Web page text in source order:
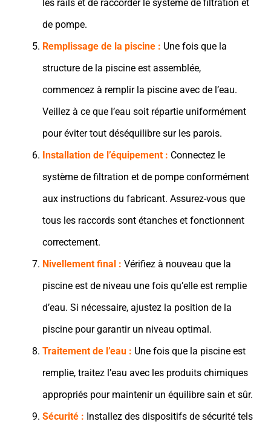
les rails et de raccorder le système de filtration et
de pompe.
Remplissage de la piscine : Une fois que la
structure de la piscine est assemblée,
commencez à remplir la piscine avec de l’eau.
Veillez à ce que l’eau soit répartie uniformément
pour éviter tout déséquilibre sur les parois.
Installation de l’équipement : Connectez le
système de filtration et de pompe conformément
aux instructions du fabricant. Assurez-vous que
tous les raccords sont étanches et fonctionnent
correctement.
Nivellement final : Vérifiez à nouveau que la
piscine est de niveau une fois qu’elle est remplie
d’eau. Si nécessaire, ajustez la position de la
piscine pour garantir un niveau optimal.
Traitement de l’eau : Une fois que la piscine est
remplie, traitez l’eau avec les produits chimiques
appropriés pour maintenir un équilibre sain et sûr.
Sécurité : Installez des dispositifs de sécurité tels